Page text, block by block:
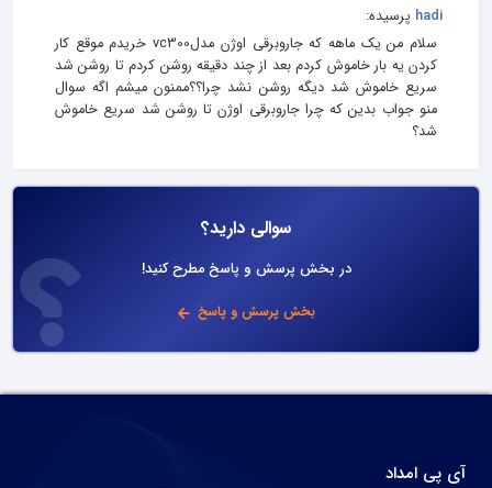
hadi پرسیده:
سلام من یک ماهه که جاروبرقی اوژن مدلvc300 خریدم موقع کار
کردن یه بار خاموش کردم بعد از چند دقیقه روشن کردم تا روشن شد
سریع خاموش شد دیگه روشن نشد چرا؟؟ممنون میشم اگه سوال
منو جواب بدین که چرا جاروبرقی اوژن تا روشن شد سریع خاموش
شد؟
سوالی دارید؟
در بخش پرسش و پاسخ مطرح کنید!
بخش پرسش و پاسخ
آی پی امداد